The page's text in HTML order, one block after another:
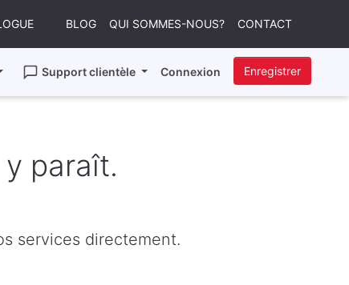
BLOG QUI SOMMES-NOUS? CONTACT
Support clientèle Connexion Enregistrer
paraît.
services directement.